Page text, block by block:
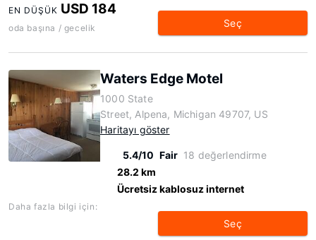
EN DÜŞÜK USD 184
oda başına / gecelik Seç
Waters Edge Motel
1000 State
Street, Alpena, Michigan 49707, US
Haritayı göster
5.4/10 Fair 18 değerlendirme
28.2 km
Ücretsiz kablosuz internet
Daha fazla bilgi için:
Seç